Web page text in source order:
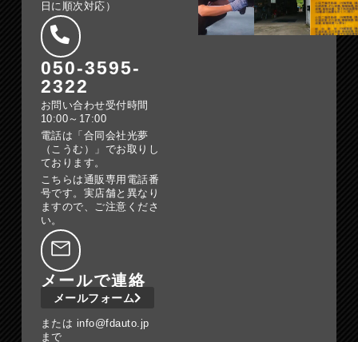
日に順次対応）
050-3595-
2322
お問い合わせ受付時間
10:00～17:00
電話は「合同会社光夢
（こうむ）」でお取りし
ております。
こちらは通販専用電話番
号です。実店舗と異なり
ますので、ご注意くださ
い。
メールで連絡
メールフォーム
または info@fdauto.jp
まで